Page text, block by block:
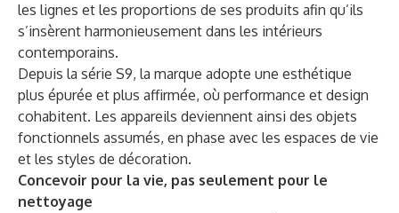
les lignes et les proportions de ses produits afin qu’ils
s’insèrent harmonieusement dans les intérieurs
contemporains.
Depuis la série S9, la marque adopte une esthétique
plus épurée et plus affirmée, où performance et design
cohabitent. Les appareils deviennent ainsi des objets
fonctionnels assumés, en phase avec les espaces de vie
et les styles de décoration.
Concevoir pour la vie, pas seulement pour le
nettoyage